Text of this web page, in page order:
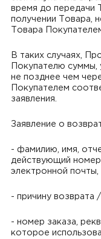
время до передачи
получении Товара,
Товара
В таких случаях,
Покупателю суммы,
не позднее чем
Покупателем
заявления.
Заявление о
- фамилию, имя,
действующий
электронной почты,
- причину возврата
- номер заказа,
которое